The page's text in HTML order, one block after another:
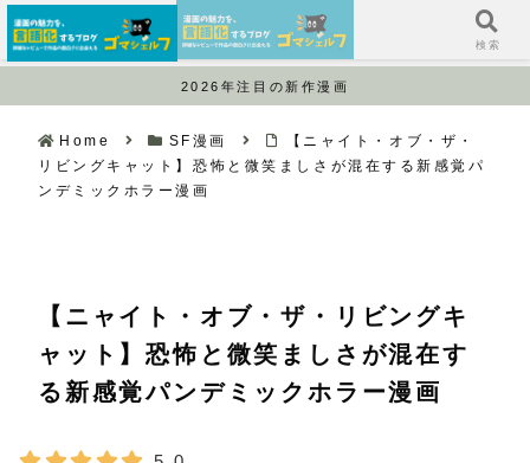
2026年注目の新作漫画
Home SF漫画
【ニャイト・オブ・ザ・
リビングキャット】恐怖と微笑ましさが混在する新感覚パ
ンデミックホラー漫画
【ニャイト・オブ・ザ・リビングキ
ャット】恐怖と微笑ましさが混在す
る新感覚パンデミックホラー漫画
サイドバー 検索